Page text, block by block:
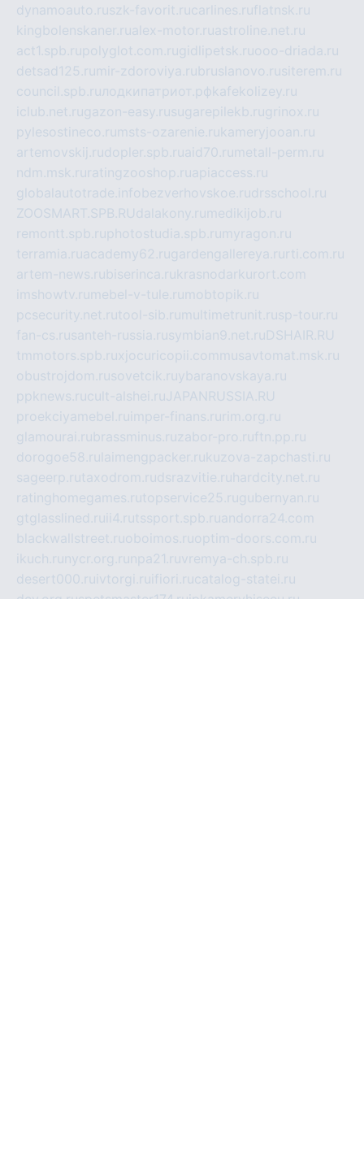
dynamoauto.ruszk-favorit.rucarlines.ruflatnsk.ru
kingbolenskaner.rualex-motor.ruastroline.net.ru
act1.spb.rupolyglot.com.rugidlipetsk.ruooo-driada.ru
detsad125.ru mir-zdoroviya.rubruslanovo.rusiterem.ru
council.spb.ruлодкипатриот.рфkafekolizey.ru
iclub.net.rugazon-easy.rusugarepilekb.rugrinox.ru
pylesostineco.ru msts-ozarenie.rukameryjooan.ru
artemovskij.rudopler.spb.ruaid70.ru metall-perm.ru
ndm.msk.ru ratingzooshop.ruapiaccess.ru
globalautotrade.info bezverhovskoe.rudrsschool.ru
ZOOSMART.SPB.RUdalakony.ru medikijob.ru
remontt.spb.ruphotostudia.spb.ru myragon.ru
terramia.ruacademy62.rugardengallereya.ru rti.com.ru
artem-news.rubiserinca.rukrasnodarkurort.com
imshowtv.ru mebel-v-tule.ru mobtopik.ru
pcsecurity.net.rutool-sib.ru multimetrunit.rusp-tour.ru
fan-cs.rusanteh-russia.rusymbian9.net.ruDSHAIR.RU
tmmotors.spb.ruxjocuricopii.com musavtomat.msk.ru
obustrojdom.rusovetcik.ruybaranovskaya.ru
ppknews.rucult-alshei.ruJAPANRUSSIA.RU
proekciyamebel.ru imper-finans.ru rim.org.ru
glamourai.rubrassminus.ruzabor-pro.ruftn.pp.ru
dorogoe58.ru laimengpacker.rukuzova-zapchasti.ru
sageerp.rutaxodrom.rudsrazvitie.ru hardcity.net.ru
ratinghomegames.rutopservice25.rugubernyan.ru
gtglasslined.ru ii4.rutssport.spb.ruandorra24.com
blackwallstreet.ruoboimos.ruoptim-doors.com.ru
ikuch.ru nycr.org.ru npa21.ruvremya-ch.spb.ru
desert000.ru ivtorgi.ru ifiori.rucatalog-statei.ru
dcv.org.ruspetsmaster174.ruipkameryhiseeu.ru